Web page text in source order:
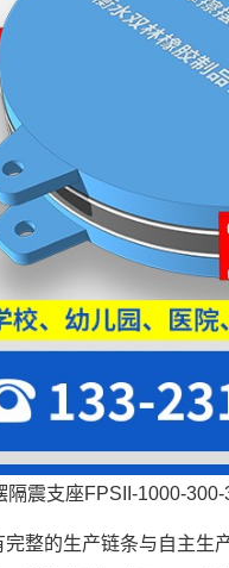
隔震支座FPSII-1000-300-
整的生产链条与自主生